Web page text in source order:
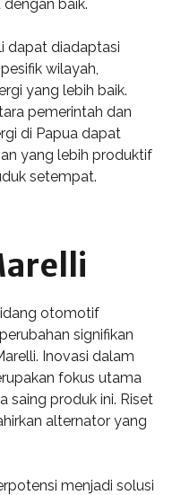
baik.
dapat diadaptasi
wilayah,
yang lebih baik.
pemerintah dan
di Papua dapat
yang lebih produktif
setempat.
otomotif
signifikan
Inovasi dalam
fokus utama
saing produk ini. Riset
alternator yang
menjadi solusi